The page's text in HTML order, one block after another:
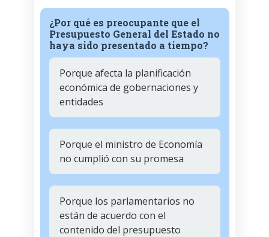
¿Por qué es preocupante que el
Presupuesto General del Estado no
haya sido presentado a tiempo?
Porque afecta la planificación
económica de gobernaciones y
entidades
Porque el ministro de Economía
no cumplió con su promesa
Porque los parlamentarios no
están de acuerdo con el
contenido del presupuesto